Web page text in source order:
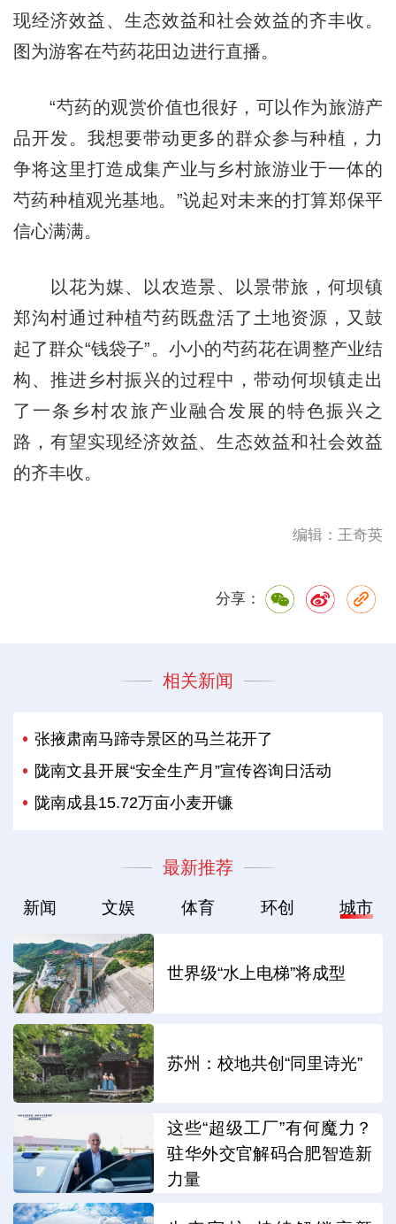
现经济效益、生态效益和社会效益的齐丰收。
图为游客在芍药花田边进行直播。
“芍药的观赏价值也很好，可以作为旅游产
品开发。我想要带动更多的群众参与种植，力
争将这里打造成集产业与乡村旅游业于一体的
芍药种植观光基地。”说起对未来的打算郑保平
信心满满。
以花为媒、以农造景、以景带旅，何坝镇
郑沟村通过种植芍药既盘活了土地资源，又鼓
起了群众“钱袋子”。小小的芍药花在调整产业结
构、推进乡村振兴的过程中，带动何坝镇走出
了一条乡村农旅产业融合发展的特色振兴之
路，有望实现经济效益、生态效益和社会效益
的齐丰收。
编辑：王奇英
分享：
相关新闻
张掖肃南马蹄寺景区的马兰花开了
陇南文县开展“安全生产月”宣传咨询日活动
陇南成县15.72万亩小麦开镰
最新推荐
新闻 文娱 体育 环创 城市
世界级“水上电梯”将成型
苏州：校地共创“同里诗光”
这些“超级工厂”有何魔力？
驻华外交官解码合肥智造新
力量